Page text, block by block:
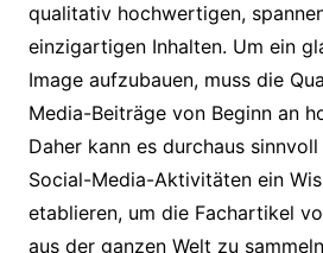
qualitativ hochwertigen,
einzigartigen Inhalten. Um ein
Image aufzubauen, muss die
Media-Beiträge von Beginn an
Daher kann es durchaus
Social-Media-Aktivitäten ein
etablieren, um die Fachartikel
aus der ganzen Welt zu